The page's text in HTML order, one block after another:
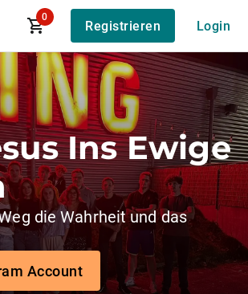
0
Registrieren Login
Ins Ewige
die Wahrheit und das
Account